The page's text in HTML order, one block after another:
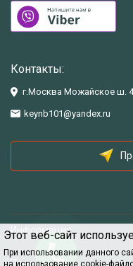
Этот веб-сайт
При использовании данного
на использование cookie-
Контакты:
г.Москва Можайское ш.
keynb101@yandex.ru
Информация
Помощь